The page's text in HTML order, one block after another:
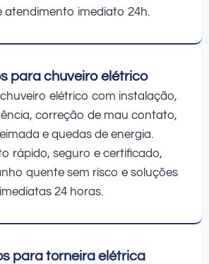
atendimento imediato 24h.
para chuveiro elétrico
elétrico com instalação,
correção de mau contato,
e quedas de energia.
rápido, seguro e certificado,
quente sem risco e soluções
imediatas 24 horas.
para torneira elétrica